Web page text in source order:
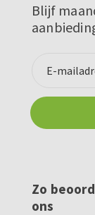
Blijf
Zo
ons